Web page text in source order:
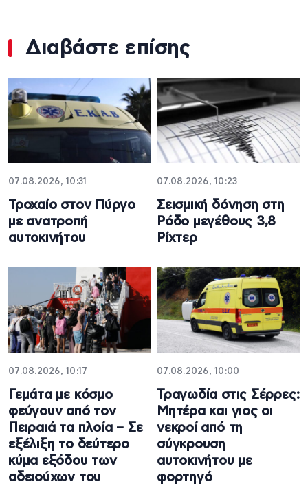
Διαβάστε επίσης
07.08.2026, 10:31
Τροχαίο στον Πύργο
με ανατροπή
αυτοκινήτου
07.08.2026, 10:23
Σεισμική δόνηση στη
Ρόδο μεγέθους 3,8
Ρίχτερ
07.08.2026, 10:17
Γεμάτα με κόσμο
φεύγουν από τον
Πειραιά τα πλοία – Σε
εξέλιξη το δεύτερο
κύμα εξόδου των
αδειούχων του
07.08.2026, 10:00
Τραγωδία στις Σέρρες:
Μητέρα και γιος οι
νεκροί από τη
σύγκρουση
αυτοκινήτου με
φορτηγό